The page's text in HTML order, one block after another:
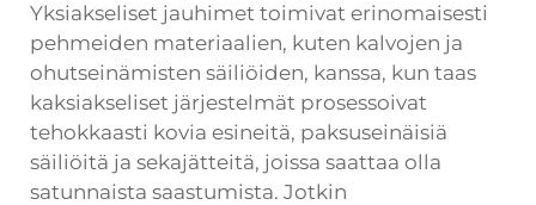
Yksiakseliset jauhimet toimivat erinomaisesti
pehmeiden materiaalien, kuten kalvojen ja
ohutseinämisten säiliöiden, kanssa, kun taas
kaksiakseliset järjestelmät prosessoivat
tehokkaasti kovia esineitä, paksuseinäisiä
säiliöitä ja sekajätteitä, joissa saattaa olla
satunnaista saastumista. Jotkin